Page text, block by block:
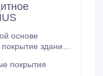
основе
здания
покрытия